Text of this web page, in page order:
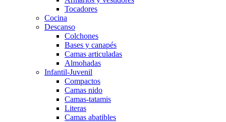
Tocadores
Cocina
Descanso
Colchones
Bases y canapés
Camas articuladas
Almohadas
Infantil-Juvenil
Compactos
Camas nido
Camas-tatamis
Literas
Camas abatibles